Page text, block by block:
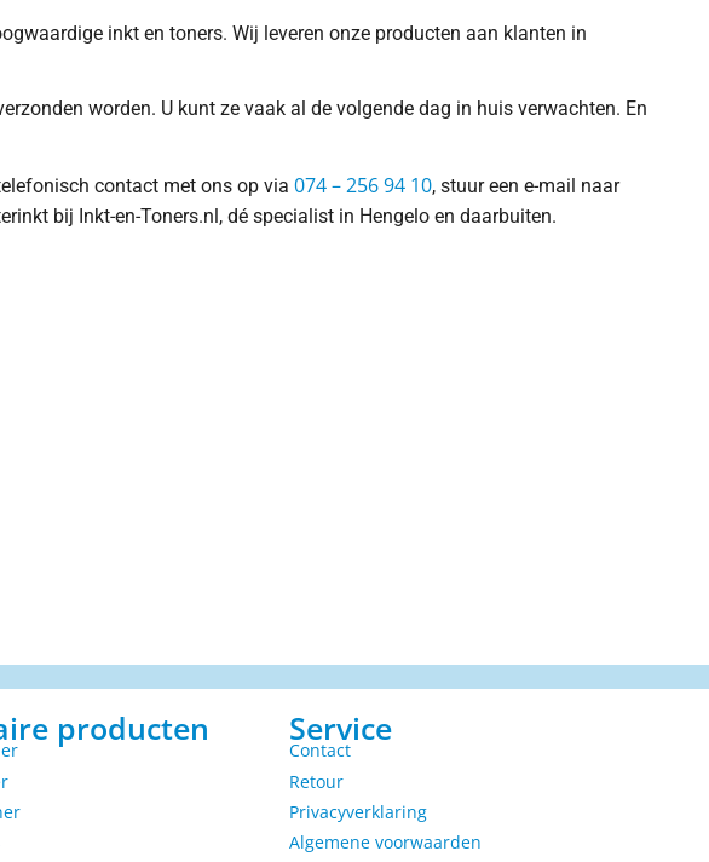
inkt en toners. Wij leveren onze producten aan klanten in
worden. U kunt ze vaak al de volgende dag in huis verwachten. En
contact met ons op via 074 – 256 94 10, stuur een e-mail naar
bij Inkt-en-Toners.nl, dé specialist in Hengelo en daarbuiten.
producten Service
Contact
Retour
Privacyverklaring
Algemene voorwaarden